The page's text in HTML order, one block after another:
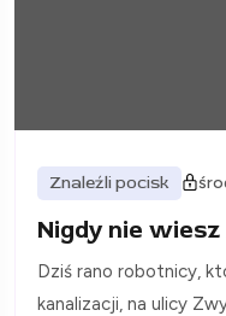
Znaleźli pocisk
Nigdy nie
Dziś rano robotnicy,
kanalizacji, na ulicy